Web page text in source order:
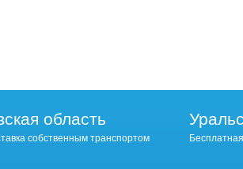
область
собственным транспортом